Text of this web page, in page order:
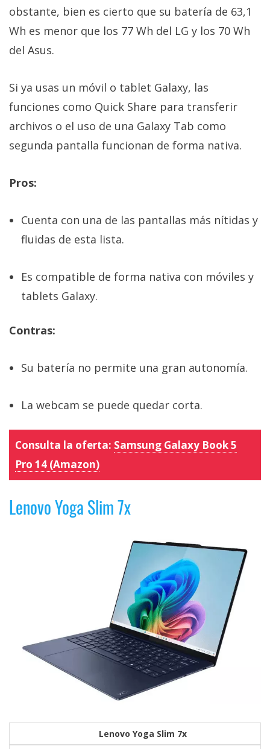
obstante, bien es cierto que su batería de 63,1
Wh es menor que los 77 Wh del LG y los 70 Wh
del Asus.
Si ya usas un móvil o tablet Galaxy, las
funciones como Quick Share para transferir
archivos o el uso de una Galaxy Tab como
segunda pantalla funcionan de forma nativa.
Pros:
Cuenta con una de las pantallas más nítidas y
fluidas de esta lista.
Es compatible de forma nativa con móviles y
tablets Galaxy.
Contras:
Su batería no permite una gran autonomía.
La webcam se puede quedar corta.
Consulta la oferta: Samsung Galaxy Book 5
Pro 14 (Amazon)
Lenovo Yoga Slim 7x
Lenovo Yoga Slim 7x